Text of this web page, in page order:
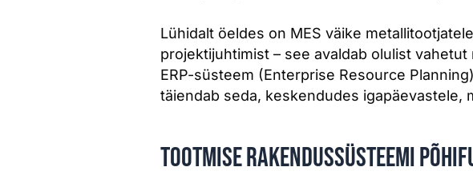
Lühidalt öeldes on MES väike
projektijuhtimist – see avaldab olulist
ERP-süsteem (Enterprise Resource
täiendab seda, keskendudes igapäevastele,
Tootmise rakendussüsteemi